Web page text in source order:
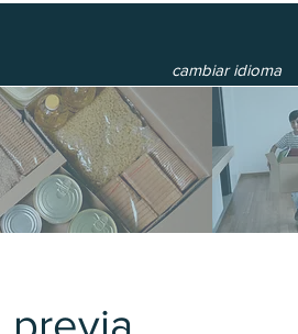
cambiar idioma
previa